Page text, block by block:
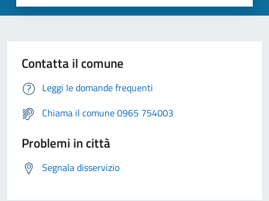
Contatta il comune
Leggi le domande frequenti
Chiama il comune 0965 754003
Problemi in città
Segnala disservizio